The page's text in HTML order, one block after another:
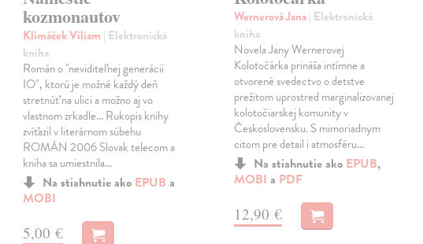
kozmonautov
Klimáček Viliam | Elektronická
kniha
Román o "neviditeľnej generácii
IO", ktorú je možné každý deň
stretnúť na ulici a možno aj vo
vlastnom zrkadle... Rukopis knihy
zvíťazil v literárnom súbehu
ROMÁN 2006 Slovak telecom a
kniha sa umiestnila…
Na stiahnutie ako EPUB a
MOBI
5,00 €
Wernerová Jana| Elektronická
kniha
Novela Jany Wernerovej
Kolotočárka prináša intímne a
otvorené svedectvo o detstve
prežitom uprostred marginalizovanej
kolotočiarskej komunity v
Československu. S mimoriadnym
citom pre detail i atmosféru…
Na stiahnutie ako EPUB,
MOBI a PDF
12,90 €